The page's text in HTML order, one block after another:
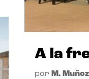
A la
por M.